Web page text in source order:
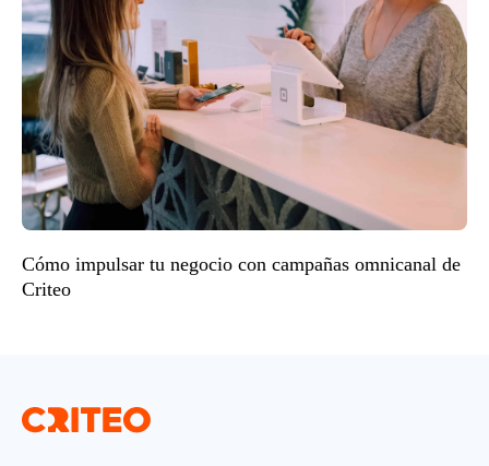
Cómo impulsar tu negocio con campañas omnicanal de
Criteo